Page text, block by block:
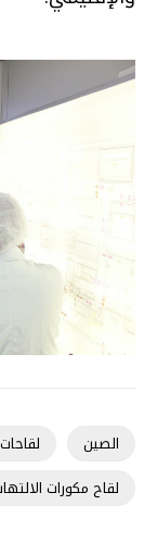
الصين لقاحات
لقاح مكورات